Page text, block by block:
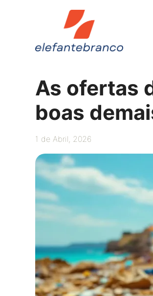
As ofertas
boas
1 de Abril, 2026